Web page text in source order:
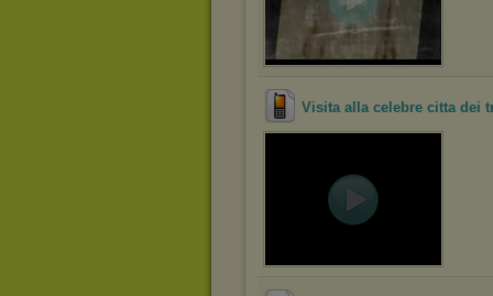
Visita alla celebre citta dei